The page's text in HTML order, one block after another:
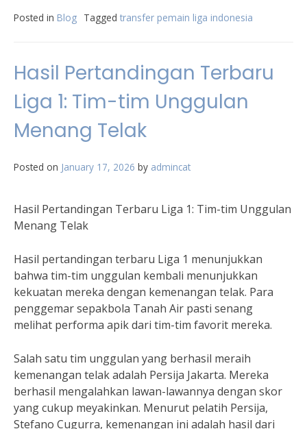
Posted in Blog Tagged transfer pemain liga indonesia
Hasil Pertandingan Terbaru
Liga 1: Tim-tim Unggulan
Menang Telak
Posted on January 17, 2026 by admincat
Hasil Pertandingan Terbaru Liga 1: Tim-tim Unggulan
Menang Telak
Hasil pertandingan terbaru Liga 1 menunjukkan
bahwa tim-tim unggulan kembali menunjukkan
kekuatan mereka dengan kemenangan telak. Para
penggemar sepakbola Tanah Air pasti senang
melihat performa apik dari tim-tim favorit mereka.
Salah satu tim unggulan yang berhasil meraih
kemenangan telak adalah Persija Jakarta. Mereka
berhasil mengalahkan lawan-lawannya dengan skor
yang cukup meyakinkan. Menurut pelatih Persija,
Stefano Cugurra, kemenangan ini adalah hasil dari